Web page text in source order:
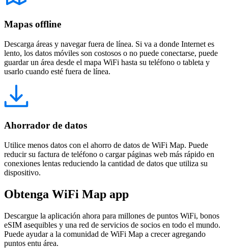
Mapas offline
Descarga áreas y navegar fuera de línea. Si va a donde Internet es
lento, los datos móviles son costosos o no puede conectarse, puede
guardar un área desde el mapa WiFi hasta su teléfono o tableta y
usarlo cuando esté fuera de línea.
Ahorrador de datos
Utilice menos datos con el ahorro de datos de WiFi Map. Puede
reducir su factura de teléfono o cargar páginas web más rápido en
conexiones lentas reduciendo la cantidad de datos que utiliza su
dispositivo.
Obtenga WiFi Map app
Descargue la aplicación ahora para millones de puntos WiFi, bonos
eSIM asequibles y una red de servicios de socios en todo el mundo.
Puede ayudar a la comunidad de WiFi Map a crecer agregando
puntos entu área.